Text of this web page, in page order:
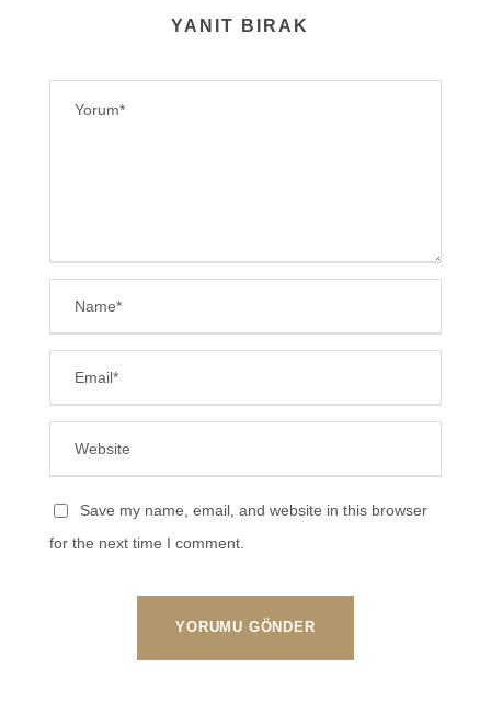
YANIT BIRAK
Save my name, email, and website in this browser
for the next time I comment.